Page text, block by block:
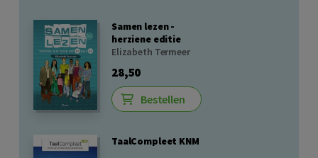
Samen lezen -
herziene editie
Elizabeth Termeer
28,50
Bestellen
TaalCompleet KNM